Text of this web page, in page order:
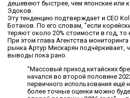
дешевеют быстрее, чем японские или
Эдоков.
Эту тенденцию подтверждает и CEO
Ботанов. По его словам, "если
теряют около 20% стоимости в год, то
При этом глава Агентства
рынка Артур Мискарян подчёркивает,
выводы пока рано.
"Массовый приход китайских
начался во второй половине
первичного использования ещё
более точные оценки можно